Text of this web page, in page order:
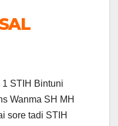
1 STIH Bintuni
Wanma SH MH
sore tadi STIH